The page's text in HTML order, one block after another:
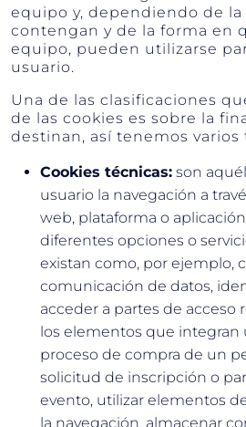
equipo y, dependiendo de
contengan y de la forma en
equipo, pueden utilizarse
usuario.
Una de las clasificaciones
de las cookies es sobre la
destinan, así tenemos varios
Cookies técnicas: son
usuario la navegación a
web, plataforma o
diferentes opciones o
existan como, por ejemplo,
comunicación de datos,
acceder a partes de acceso
los elementos que integran
proceso de compra de un
solicitud de inscripción o
evento, utilizar elementos
la navegación, almacenar